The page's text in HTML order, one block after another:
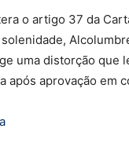
o artigo 37 da
uma distorção que
após aprovação em